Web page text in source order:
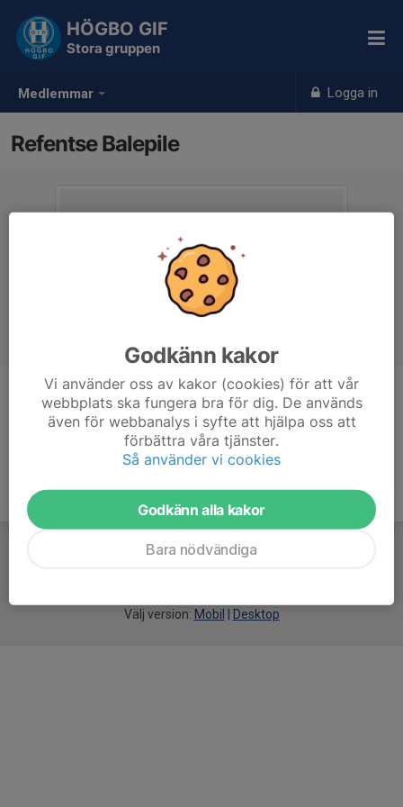
Medlemmar Logga in
HÖGBO GIF
Stora gruppen
Refentse Balepile
Ålder 19 år
Välj version: Mobil Desktop
Godkänn kakor
Vi använder oss av kakor (cookies) för att vår
webbplats ska fungera bra för dig. De används
även för webbanalys i syfte att hjälpa oss att
förbättra våra tjänster.
Så använder vi cookies
Godkänn alla kakor
Bara nödvändiga